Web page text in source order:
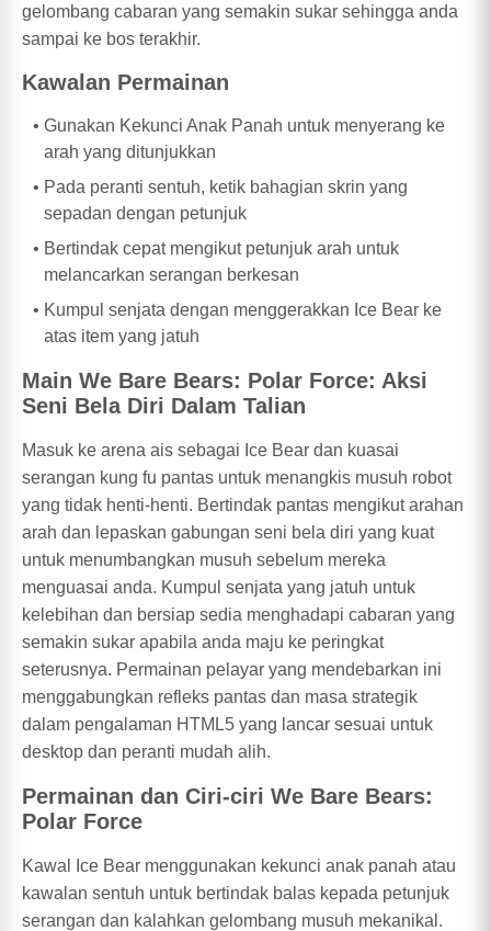
gelombang cabaran yang semakin sukar sehingga anda
sampai ke bos terakhir.
Kawalan Permainan
Gunakan Kekunci Anak Panah untuk menyerang ke
arah yang ditunjukkan
Pada peranti sentuh, ketik bahagian skrin yang
sepadan dengan petunjuk
Bertindak cepat mengikut petunjuk arah untuk
melancarkan serangan berkesan
Kumpul senjata dengan menggerakkan Ice Bear ke
atas item yang jatuh
Main We Bare Bears: Polar Force: Aksi
Seni Bela Diri Dalam Talian
Masuk ke arena ais sebagai Ice Bear dan kuasai
serangan kung fu pantas untuk menangkis musuh robot
yang tidak henti-henti. Bertindak pantas mengikut arahan
arah dan lepaskan gabungan seni bela diri yang kuat
untuk menumbangkan musuh sebelum mereka
menguasai anda. Kumpul senjata yang jatuh untuk
kelebihan dan bersiap sedia menghadapi cabaran yang
semakin sukar apabila anda maju ke peringkat
seterusnya. Permainan pelayar yang mendebarkan ini
menggabungkan refleks pantas dan masa strategik
dalam pengalaman HTML5 yang lancar sesuai untuk
desktop dan peranti mudah alih.
Permainan dan Ciri-ciri We Bare Bears:
Polar Force
Kawal Ice Bear menggunakan kekunci anak panah atau
kawalan sentuh untuk bertindak balas kepada petunjuk
serangan dan kalahkan gelombang musuh mekanikal.